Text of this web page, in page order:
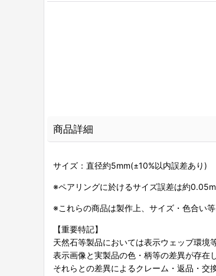
商品詳細
サイズ：直径約5mm(±10%以内誤差あり)
※ペアリングに於けるサイズ誤差は約
※これらの商品は製作上、サイズ・色合い
【重要特記】
天然石等製品においては表示ウェッブ環境
表示画像と実製品の色・柄等の差異が存在
それらとの差異によるクレーム・返品・交